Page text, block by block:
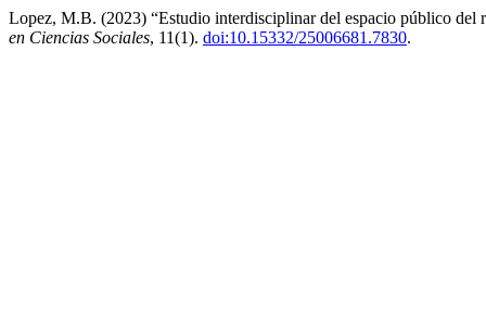
Lopez, M.B. (2023) “Estudio interdisciplinar del espacio público del
en Ciencias Sociales, 11(1). doi:10.15332/25006681.7830.